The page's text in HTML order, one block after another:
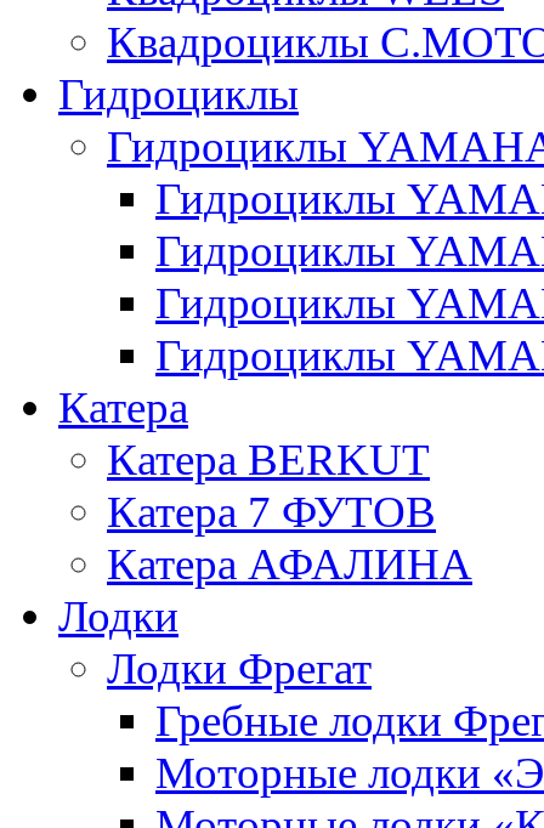
Квадроциклы
Гидроциклы
Гидроциклы
Гидроциклы
Гидроциклы
Гидроциклы
Гидроциклы
Катера
Катера BERKUT
Катера 7 ФУТОВ
Катера АФАЛИНА
Лодки
Лодки Фрегат
Гребные лодки
Моторные лодки